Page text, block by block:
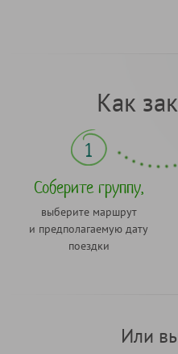
Как
1
Соберите группу,
выберите маршрут
и предполагаемую дату
поездки
Или